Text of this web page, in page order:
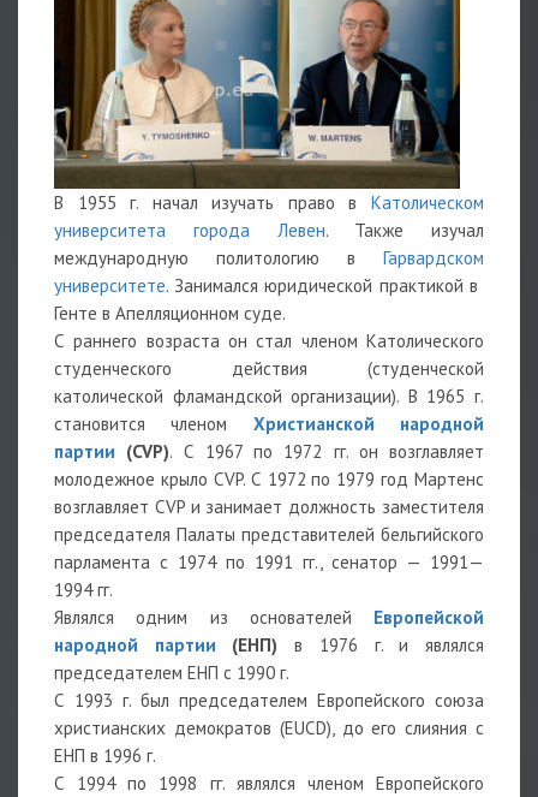
В 1955 г. начал изучать право в Католическом
университета города Левен. Также изучал
международную политологию в Гарвардском
университете. Занимался юридической практикой в ​​
Генте в Апелляционном суде.
С раннего возраста он стал членом Католического
студенческого действия (студенческой
католической фламандской организации). В 1965 г.
становится членом Христианской народной
партии (CVP). С 1967 по 1972 гг. он возглавляет
молодежное крыло CVP. С 1972 по 1979 год Мартенс
возглавляет CVP и занимает должность заместителя
председателя Палаты представителей бельгийского
парламента с 1974 по 1991 гг., сенатор — 1991—
1994 гг.
Являлся одним из основателей Европейской
народной партии (ЕНП)в 1976 г. и являлся
председателем ЕНП с 1990 г.
С 1993 г. был председателем Европейского союза
христианских демократов (EUCD), до его слияния с
ЕНП в 1996 г.
С 1994 по 1998 гг. являлся членом Европейского